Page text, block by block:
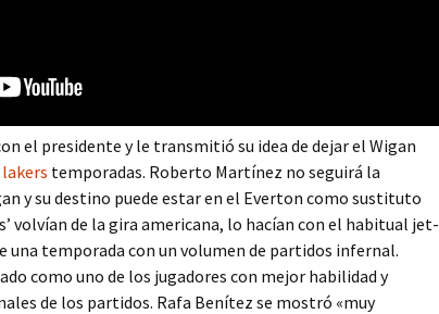
el presidente y le transmitió su idea de dejar el Wigan
temporadas. Roberto Martínez no seguirá la
y su destino puede estar en el Everton como sustituto
volvían de la gira americana, lo hacían con el habitual jet-
una temporada con un volumen de partidos infernal.
como uno de los jugadores con mejor habilidad y
de los partidos. Rafa Benítez se mostró «muy